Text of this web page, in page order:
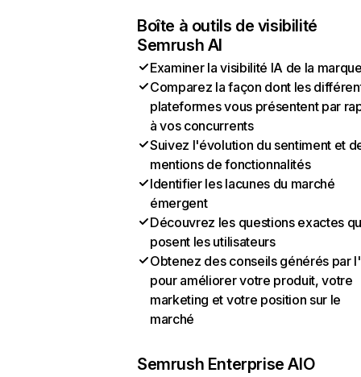
Boîte à outils de visibilité
Semrush AI
Examiner la visibilité IA de la
Comparez la façon dont les
plateformes vous présentent par
à vos concurrents
Suivez l'évolution du sentiment et
mentions de fonctionnalités
Identifier les lacunes du marché
émergent
Découvrez les questions exactes
posent les utilisateurs
Obtenez des conseils générés par
pour améliorer votre produit, votre
marketing et votre position sur le
marché
Semrush Enterprise AIO